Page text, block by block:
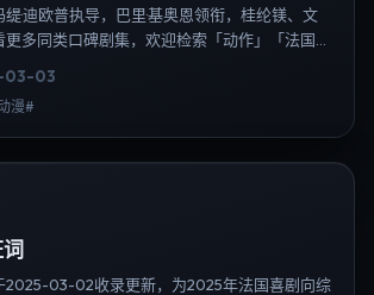
·迪欧普执导，巴里·基奥恩领衔，桂纶镁、文
多同类口碑剧集，欢迎检索「动作」「法国」
、韩剧全集、日剧高清等长尾词。
03-03
漫#
2025-03-02收录更新，为2025年法国喜剧向综